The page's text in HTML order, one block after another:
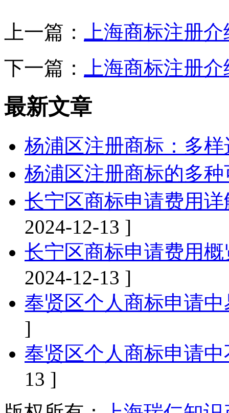
上一篇：
上海商标注册
下一篇：
上海商标注册
最新文章
杨浦区注册商标：多
杨浦区注册商标的多
长宁区商标申请费用
2024-12-13 ]
长宁区商标申请费用
2024-12-13 ]
奉贤区个人商标申请
]
奉贤区个人商标申请
13 ]